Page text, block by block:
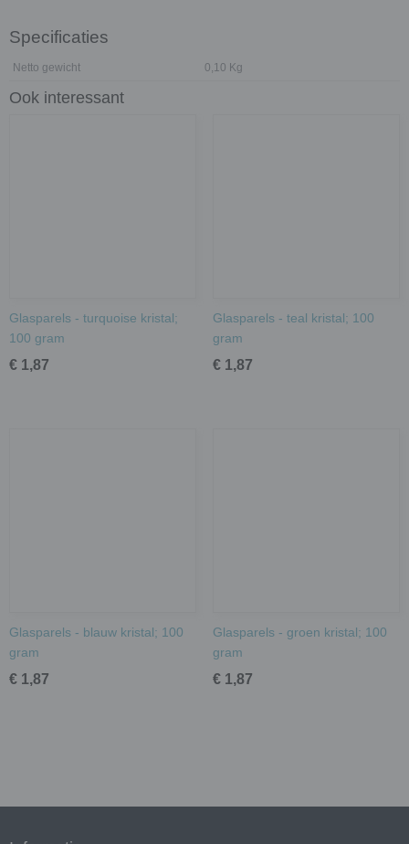
Specificaties
Netto gewicht 0,10 Kg
Ook interessant
Glasparels - turquoise kristal;
100 gram
€ 1,87
Glasparels - teal kristal; 100
gram
€ 1,87
Glasparels - blauw kristal; 100
gram
€ 1,87
Glasparels - groen kristal; 100
gram
€ 1,87